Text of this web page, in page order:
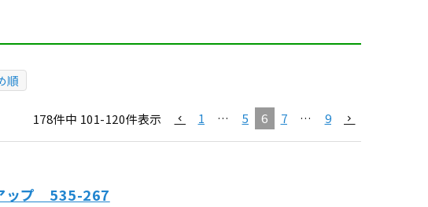
順
178件中 101-120件表示 1 … 5 6 7 … 9
ップ 535-267